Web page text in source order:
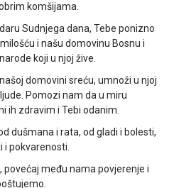
komšijama.
Sudnjega dana, Tebe ponizno
i našu domovinu Bosnu i
koji u njoj žive.
domovini sreću, umnoži u njoj
Pomozi nam da u miru
ih zdravim i Tebi odanim.
dušmana i rata, od gladi i bolesti,
i pokvarenosti.
povećaj među nama povjerenje i